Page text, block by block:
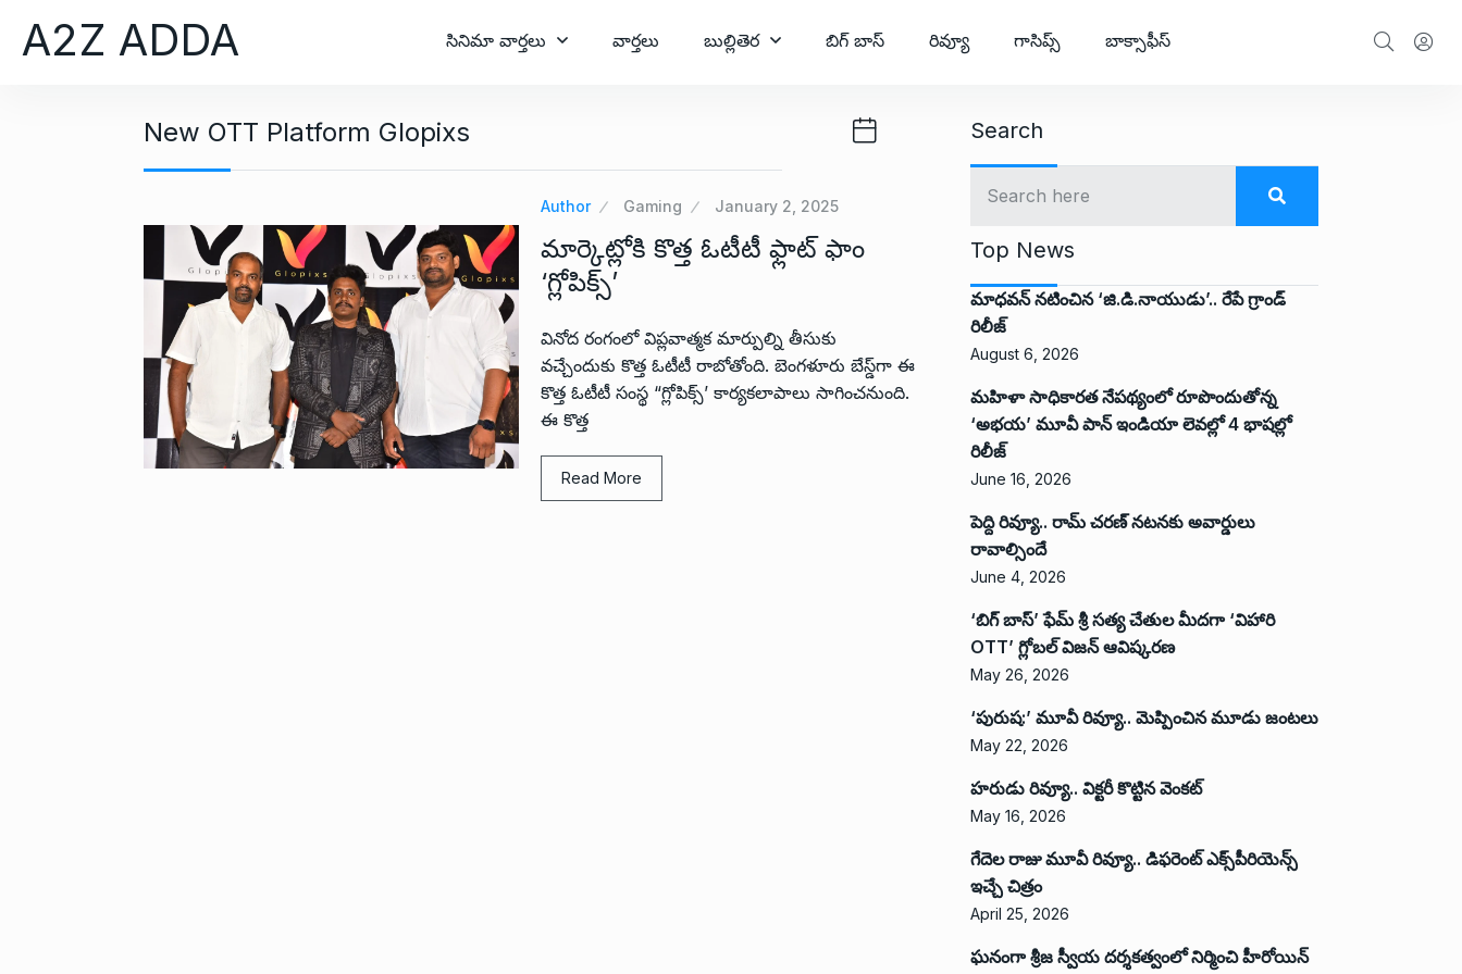
A2Z ADDA సినిమా వార్తలు వార్తలు బుల్లితెర బిగ్ బాస్ రివ్యూ గాసిప్స్ బాక్సాఫీస్
New OTT Platform Glopixs
Author Gaming January 2, 2025
మార్కెట్లోకి కొత్త ఓటీటీ ఫ్లాట్ ఫాం
‘గ్లోపిక్స్’
వినోద రంగంలో విప్లవాత్మక మార్పుల్ని తీసుకు
వచ్చేందుకు కొత్త ఓటీటీ రాబోతోంది. బెంగళూరు బేస్డ్‌గా ఈ
కొత్త ఓటీటీ సంస్థ “గ్లోపిక్స్’ కార్యకలాపాలు సాగించనుంది.
ఈ కొత్త
Read More
Search
Top News
మాధవన్ నటించిన ‘జి.డి.నాయుడు’.. రేపే గ్రాండ్
రిలీజ్
August 6, 2026
మహిళా సాధికారత నేపథ్యంలో రూపొందుతోన్న
‘అభ‌య‌’ మూవీ పాన్ ఇండియా లెవ‌ల్లో 4 భాష‌ల్లో
రిలీజ్
June 16, 2026
పెద్ది రివ్యూ.. రామ్ చరణ్ నటనకు అవార్డులు
రావాల్సిందే
June 4, 2026
‘బిగ్ బాస్’ ఫేమ్ శ్రీ సత్య చేతుల మీదగా ‘విహారి
OTT’ గ్లోబల్ విజన్ ఆవిష్కరణ
May 26, 2026
‘పురుష:’ మూవీ రివ్యూ.. మెప్పించిన మూడు జంటలు
May 22, 2026
హరుడు రివ్యూ.. విక్టరీ కొట్టిన వెంకట్
May 16, 2026
గేదెల రాజు మూవీ రివ్యూ.. డిఫరెంట్ ఎక్స్‌పీరియెన్స్
ఇచ్చే చిత్రం
April 25, 2026
ఘనంగా శ్రీజ స్వీయ దర్శకత్వంలో నిర్మించి హీరోయిన్